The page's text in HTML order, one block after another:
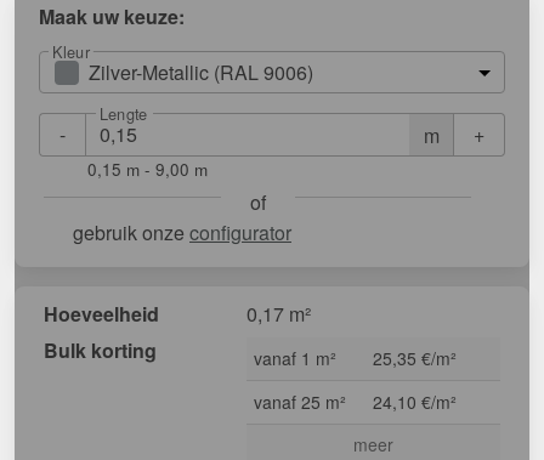
Maak uw keuze:
Kleur
Zilver-Metallic (RAL 9006)
- m
Lengte
+
0,15 m - 9,00 m
of
gebruik onze configurator
Hoeveelheid
0,17 m²
Bulk korting
vanaf 1 m²
25,35 €/m²
vanaf 25 m²
24,10 €/m²
meer